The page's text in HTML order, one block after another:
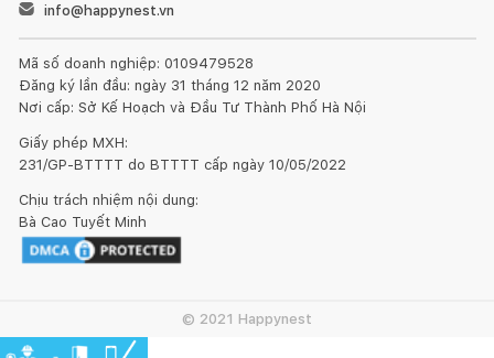
info@happynest.vn
Mã số doanh nghiệp: 0109479528
Đăng ký lần đầu: ngày 31 tháng 12 năm 2020
Nơi cấp: Sở Kế Hoạch và Đầu Tư Thành Phố Hà Nội
Giấy phép MXH:
231/GP-BTTTT do BTTTT cấp ngày 10/05/2022
Chịu trách nhiệm nội dung:
Bà Cao Tuyết Minh
© 2021 Happynest